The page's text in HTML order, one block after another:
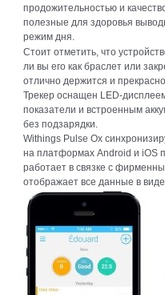
продожительностью и
полезные для здоровья
режим дня.
Стоит отметить, что
ли вы его как браслет или
отлично держится и
Трекер оснащен LED-
показатели и встроенным
без подзарядки.
Withings Pulse Ox
на платформах Android и iOS
работает в связке с
отображает все данные в